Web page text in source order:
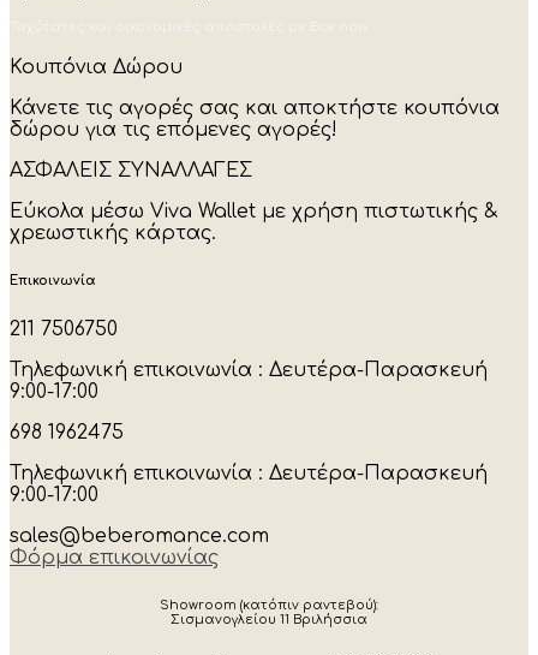
Ταχύτατες και οικονομικές αποστολές με Box now.
Κουπόνια Δώρου
Κάνετε τις αγορές σας και αποκτήστε κουπόνια
δώρου για τις επόμενες αγορές!
ΑΣΦΑΛΕΙΣ ΣΥΝΑΛΛΑΓΕΣ
Εύκολα μέσω Viva Wallet με χρήση πιστωτικής &
χρεωστικής κάρτας.
Επικοινωνία
211 7506750
Τηλεφωνική επικοινωνία : Δευτέρα-Παρασκευή
9:00-17:00
698 1962475
Τηλεφωνική επικοινωνία : Δευτέρα-Παρασκευή
9:00-17:00
sales@beberomance.com
Φόρμα επικοινωνίας
Showroom (κατόπιν ραντεβού):
Σισμανογλείου 11 Βριλήσσια